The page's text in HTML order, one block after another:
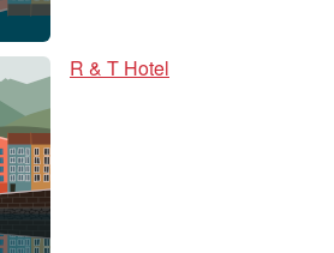
R & T Hotel